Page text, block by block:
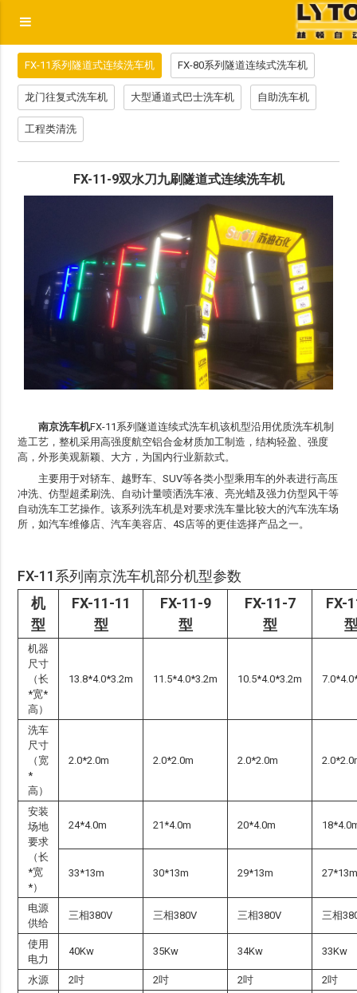
FX-11系列隧道式连续洗车机 FX-80系列隧道连续式洗车机
龙门往复式洗车机 大型通道式巴士洗车机 自助洗车机
工程类清洗
FX-11-9双水刀九刷隧道式连续洗车机
南京洗车机FX-11系列隧道连续式洗车机该机型沿用优质洗车机制
造工艺，整机采用高强度航空铝合金材质加工制造，结构轻盈、强度
高，外形美观新颖、大方，为国内行业新款式。
主要用于对轿车、越野车、SUV等各类小型乘用车的外表进行高压
冲洗、仿型超柔刷洗、自动计量喷洒洗车液、亮光蜡及强力仿型风干等
自动洗车工艺操作。该系列洗车机是对要求洗车量比较大的汽车洗车场
所，如汽车维修店、汽车美容店、4S店等的更佳选择产品之一。
FX-11系列南京洗车机部分机型参数
机
型
FX-11-11
型
FX-11-9
型
FX-11-7
型
FX-
机器
尺寸
（长
*宽*
高）
13.8*4.0*3.2m 11.5*4.0*3.2m 10.5*4.0*3.2m
洗车
尺寸
（宽
*
高）
2.0*2.0m 2.0*2.0m 2.0*2.0m
安装
场地
要求
（长
*宽
*）
24*4.0m 21*4.0m 20*4.0m
33*13m 30*13m 29*13m
电源
供给
三相380V 三相380V 三相380V 三相
使用
电力
40Kw 35Kw 34Kw 33Kw
水源 2吋 2吋 2吋
2吋